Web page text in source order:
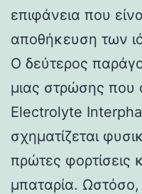
επιφάνεια που
αποθήκευση των
Ο δεύτερος
μιας στρώσης που
Electrolyte
σχηματίζεται
πρώτες φορτίσεις
μπαταρία. Ωστόσο,